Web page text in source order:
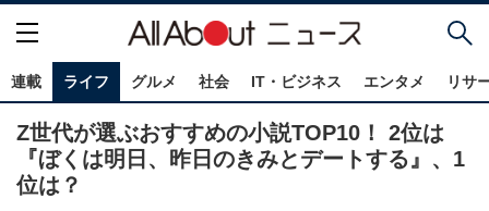
連載 ライフ グルメ 社会 IT・ビジネス エンタメ リサ
Z世代が選ぶおすすめの小説TOP10！ 2位は
『ぼくは明日、昨日のきみとデートする』、1
位は？